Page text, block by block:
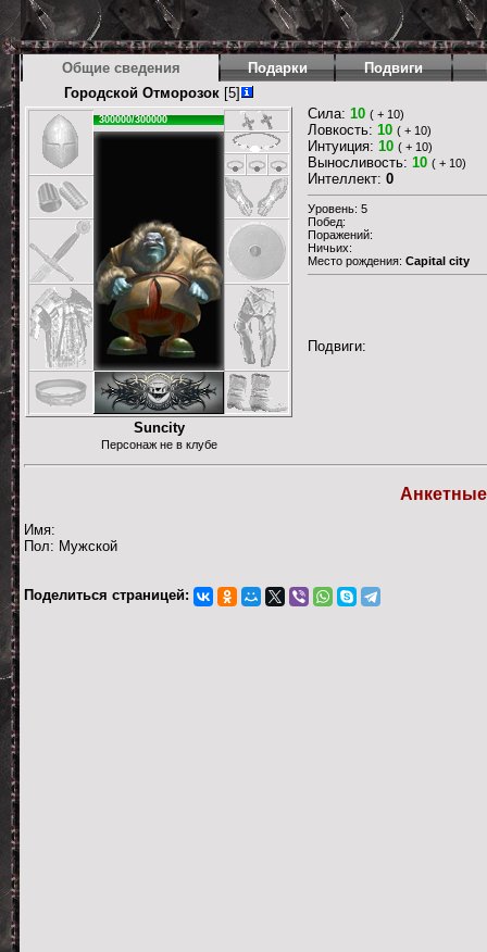
Общие сведения Подарки Подвиги
Городской Отморозок [5]
300000/300000
Suncity
Персонаж не в клубе
Сила: 10 ( + 10)
Ловкость: 10 ( + 10)
Интуиция: 10 ( + 10)
Выносливость: 10 ( + 10)
Интеллект: 0
Уровень: 5
Побед:
Поражений:
Ничьих:
Место рождения: Capital city
Подвиги:
Имя:
Пол: Мужской
Поделиться страницей: